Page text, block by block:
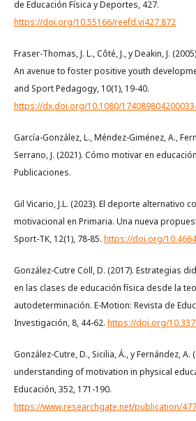
de Educación Física y Deportes, 427.
https://doi.org/10.55166/reefd.vi427.872
Fraser-Thomas, J. L., Côté, J., y Deakin, J.
An avenue to foster positive youth
and Sport Pedagogy, 10(1), 19-40.
https://dx.doi.org/10.1080/
García-González, L., Méndez-Giménez, A.,
Serrano, J. (2021). Cómo motivar en
Publicaciones.
Gil Vicario, J.L. (2023). El deporte alternativo
motivacional en Primaria. Una nueva
Sport-TK, 12(1), 78-85. https://doi.org/
González-Cutre Coll, D. (2017). Estrategias
en las clases de educación física desde la
autodeterminación. E-Motion: Revista de
Investigación, 8, 44-62. https://doi.org/
González-Cutre, D., Sicilia, Á., y Fernández,
understanding of motivation in physical
Educación, 352, 171-190.
https://www.researchgate.net/publication/